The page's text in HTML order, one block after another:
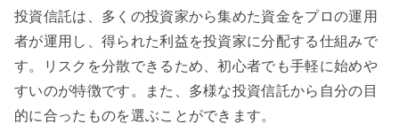
投資信託は、多くの投資家から集めた資金をプロの運用
者が運用し、得られた利益を投資家に分配する仕組みで
す。リスクを分散できるため、初心者でも手軽に始めや
すいのが特徴です。また、多様な投資信託から自分の目
的に合ったものを選ぶことができます。